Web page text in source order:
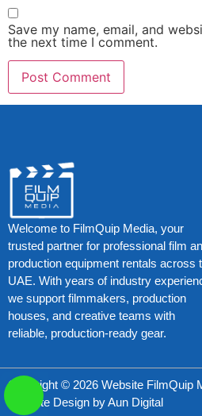
Save my name, email, and
the next time I comment.
Welcome to FilmQuip Media, your
trusted partner for professional film
production equipment rentals across
UAE. With years of industry
we support filmmakers, production
houses, and creative teams with
reliable, production-ready gear.
Copyright © 2026 Website FilmQuip
Website Design byAun Digital